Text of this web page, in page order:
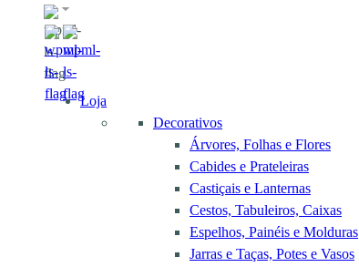
Loja
Decorativos
Árvores, Folhas e Flores
Cabides e Prateleiras
Castiçais e Lanternas
Cestos, Tabuleiros, Caixas
Espelhos, Painéis e Molduras
Jarras e Taças, Potes e Vasos